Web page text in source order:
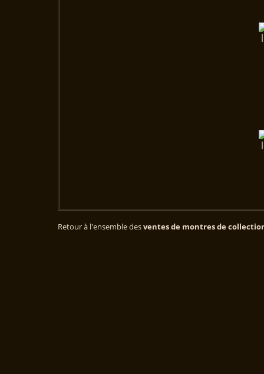
Retour à l'ensemble desventes de montres de